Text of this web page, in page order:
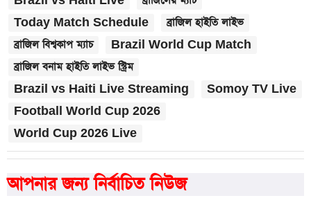
Today Match Schedule
ব্রাজিল হাইতি লাইভ
ব্রাজিল বিশ্বকাপ ম্যাচ
Brazil World Cup Match
ব্রাজিল বনাম হাইতি লাইভ স্ট্রিম
Brazil vs Haiti Live Streaming
Somoy TV Live
Football World Cup 2026
World Cup 2026 Live
আপনার জন্য নির্বাচিত নিউজ